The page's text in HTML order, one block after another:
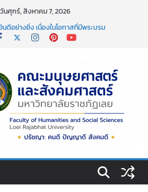
วันศุกร์, สิงหาคม 7, 2026
บัติการ เรื่อง “ การเขียนรายงานการประเมิน
กสูตร ตามเกณฑ์ aun-qa version 4
ดีอย่างยิ่ง เนื่องในโอกาสที่มีพระบรม
รานต์ พิธีสรงน้ำพระพุทธรูปและรดน้ำขอพร
และสังคมศาสตร์ มหาวิทยาลัยราชภัฏเลย ขอ
บผศ.ดร.อิสริยาภรณ์ ชัยกุหลาบ ที่ได้รับการตี
งานบทความวิจัย
าบำเพ็ญสาธารณประโยชน์เนื่องในวันข้าราชการ
ปี พ.ศ. 2569